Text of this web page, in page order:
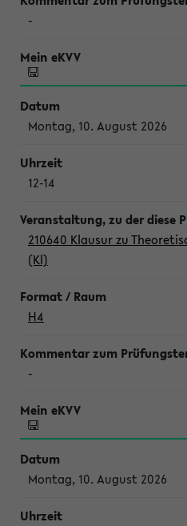
-
Montag, 10. August 2026
12-14
210640 Klausur zu
(Kl)
H4
-
Montag, 10. August 2026